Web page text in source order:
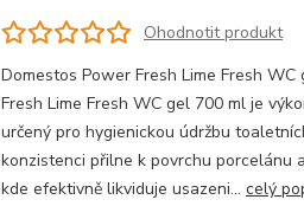
Ohodnotit produkt
Domestos Power Fresh Lime Fresh
Fresh Lime Fresh WC gel 700 ml je
určený pro hygienickou údržbu
konzistenci přilne k povrchu porcelánu
kde efektivně likviduje usazeni... celý